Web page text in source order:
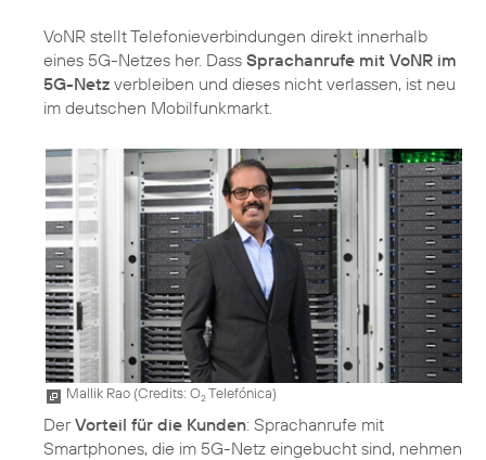
VoNR stellt Telefonieverbindungen direkt innerhalb
eines 5G-Netzes her. Dass Sprachanrufe mit VoNR im
5G-Netz verbleiben und dieses nicht verlassen, ist neu
im deutschen Mobilfunkmarkt.
Mallik Rao (Credits: O2Telefónica)
DerVorteil für die Kunden: Sprachanrufe mit
Smartphones, die im 5G-Netz eingebucht sind, nehmen